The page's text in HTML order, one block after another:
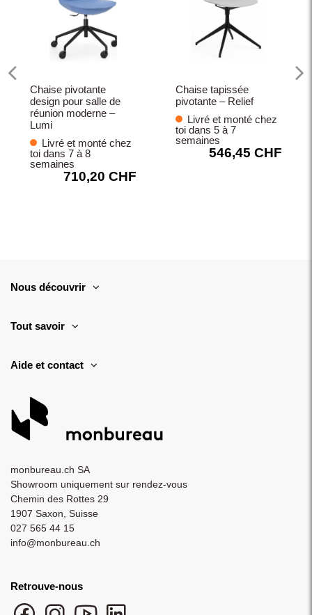
Chaise pivotante
design pour salle de
réunion moderne –
Lumi
Livré et monté chez
toi dans 7 à 8
semaines
710,20 CHF
Chaise tapissée
pivotante – Relief
Livré et monté chez
toi dans 5 à 7
semaines
546,45 CHF
Nous découvrir
Tout savoir
Aide et contact
monbureau.ch SA
Showroom uniquement sur rendez-vous
Chemin des Rottes 29
1907 Saxon, Suisse
027 565 44 15
info@monbureau.ch
Retrouve-nous
Facebook monbureau
Instagram monbureau
YouTube monbureau